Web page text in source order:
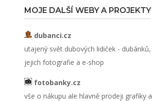
MOJE DALŠÍ WEBY A PROJEKTY
dubanci.cz
utajený svět dubových lidiček - dubánků,
jejich fotografie a e-shop
fotobanky.cz
vše o nákupu ale hlavně prodeji grafiky a